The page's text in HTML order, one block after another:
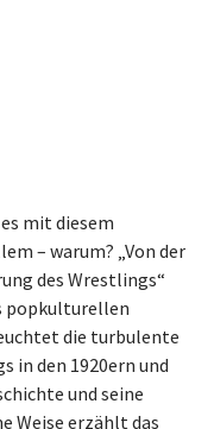
mit diesem
– warum? „Von der
des Wrestlings“
popkulturellen
die turbulente
in den 1920ern und
und seine
Weise erzählt das